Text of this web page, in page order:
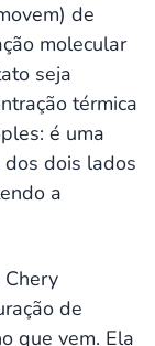
de
molecular
seja
térmica
é uma
dois lados
a
Chery
de
que vem. Ela